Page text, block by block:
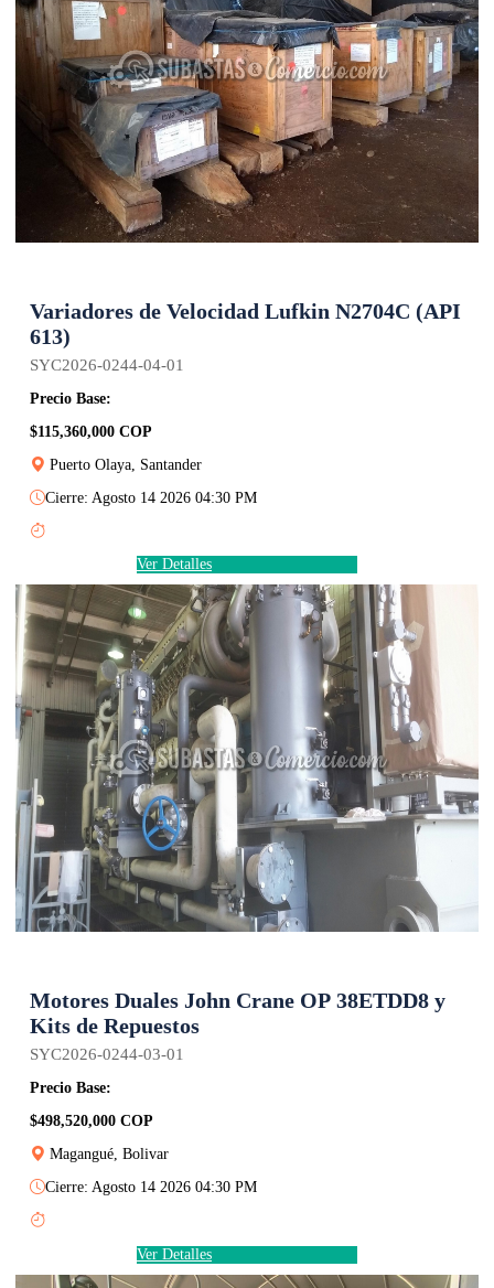
Variadores de Velocidad Lufkin N2704C (API
613)
SYC2026-0244-04-01
Precio Base:
$115,360,000 COP
Puerto Olaya, Santander
Cierre: Agosto 14 2026 04:30 PM
Ver Detalles
Motores Duales John Crane OP 38ETDD8 y
Kits de Repuestos
SYC2026-0244-03-01
Precio Base:
$498,520,000 COP
Magangué, Bolivar
Cierre: Agosto 14 2026 04:30 PM
Ver Detalles